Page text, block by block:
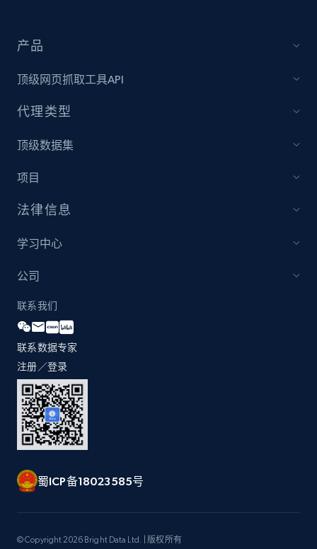
产品
顶级网页抓取工具API
代理类型
顶级数据集
项目
法律信息
学习中心
公司
联系我们
联系数据专家
注册／登录
蜀ICP备18023585号
© Copyright 2026 Bright Data Ltd. | 版权所有